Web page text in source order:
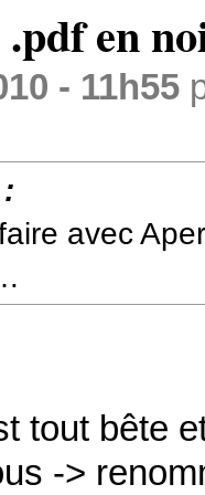
.pdf en
- 11h55
avec
tout bête
->